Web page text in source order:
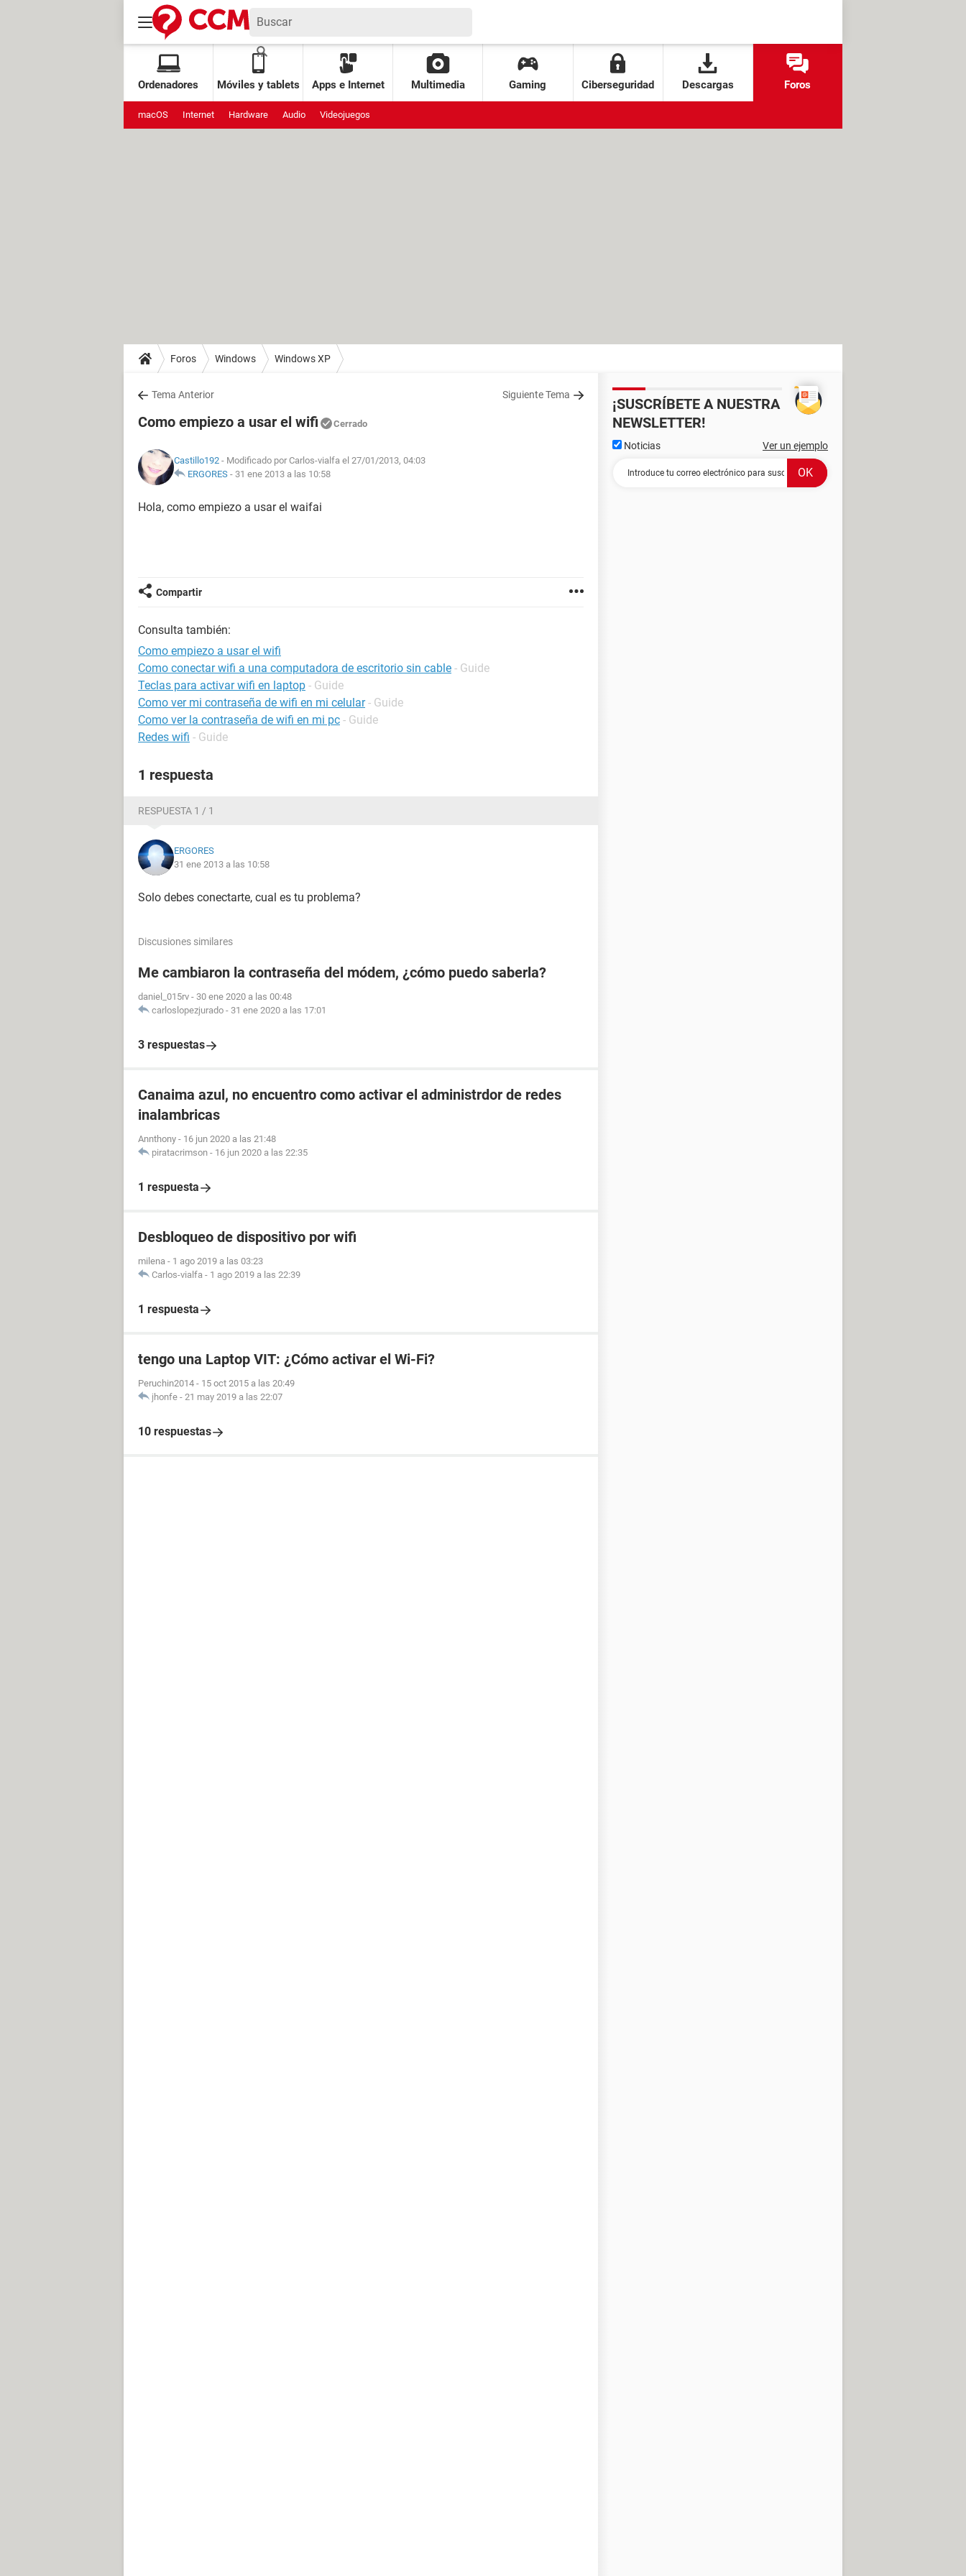
Ordenadores Móviles y tablets Apps e Internet Multimedia Gaming Ciberseguridad Descargas Foros
macOS Internet Hardware Audio Videojuegos
Foros Windows Windows XP
Tema Anterior Siguiente Tema
Como empiezo a usar el wifi Cerrado
Castillo192 - Modificado por Carlos-vialfa el 27/01/2013, 04:03
ERGORES - 31 ene 2013 a las 10:58
Hola, como empiezo a usar el waifai
Compartir
Consulta también:
Como empiezo a usar el wifi
Como conectar wifi a una computadora de escritorio sin cable - Guide
Teclas para activar wifi en laptop - Guide
Como ver mi contraseña de wifi en mi celular - Guide
Como ver la contraseña de wifi en mi pc - Guide
Redes wifi - Guide
1 respuesta
RESPUESTA 1 / 1
ERGORES
31 ene 2013 a las 10:58
Solo debes conectarte, cual es tu problema?
Discusiones similares
Me cambiaron la contraseña del módem, ¿cómo puedo saberla?
daniel_015rv - 30 ene 2020 a las 00:48
carloslopezjurado - 31 ene 2020 a las 17:01
3 respuestas
Canaima azul, no encuentro como activar el administrdor de redes
inalambricas
Annthony - 16 jun 2020 a las 21:48
piratacrimson - 16 jun 2020 a las 22:35
1 respuesta
Desbloqueo de dispositivo por wifi
milena - 1 ago 2019 a las 03:23
Carlos-vialfa - 1 ago 2019 a las 22:39
1 respuesta
tengo una Laptop VIT: ¿Cómo activar el Wi-Fi?
Peruchin2014 - 15 oct 2015 a las 20:49
jhonfe - 21 may 2019 a las 22:07
10 respuestas
¡SUSCRÍBETE A NUESTRA
NEWSLETTER!
Noticias Ver un ejemplo